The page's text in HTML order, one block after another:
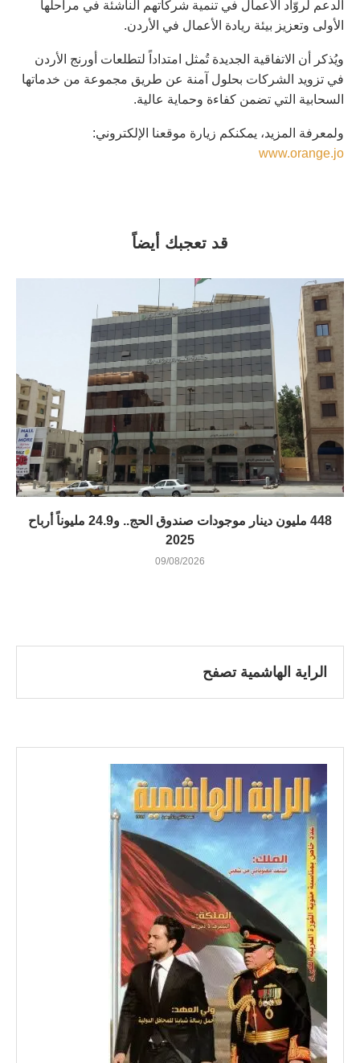
الدعم لروّاد الأعمال في تنمية شركاتهم الناشئة في مراحلها
الأولى وتعزيز بيئة ريادة الأعمال في الأردن.
ويُذكر أن الاتفاقية الجديدة تُمثل امتداداً لتطلعات أورنج الأردن
في تزويد الشركات بحلول آمنة عن طريق مجموعة من خدماتها
السحابية التي تضمن كفاءة وحماية عالية.
ولمعرفة المزيد، يمكنكم زيارة موقعنا الإلكتروني:
www.orange.jo
قد تعجبك أيضاً
448 مليون دينار موجودات صندوق الحج.. و24.9 مليوناً أرباح
2025
09/08/2026
الراية الهاشمية تصفح